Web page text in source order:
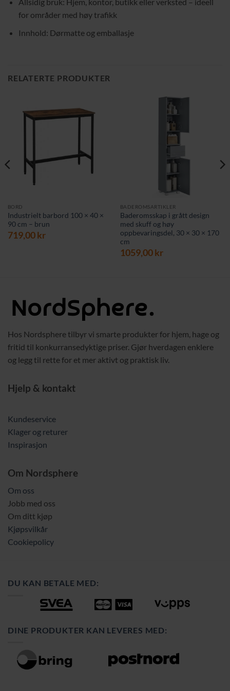
for områder med høy trafikk
Innhold: Dørmatte og emballasje
RELATERTE PRODUKTER
BORD
Industrielt barbord 100 × 40 ×
90 cm – brun
719,00kr
BADEROMSARTIKLER
Baderomsskap i grått design
med skuff og høy
oppbevaringsdel, 30 × 30 × 170
cm
1059,00kr
Hos Nordsphere tilbyr vi smarte produkter for hjem, hage og
fritid til konkurransedyktige priser. Gjør hverdagen enklere
og legg til rette for et mer aktivt og praktisk liv.
Hjelp & kontakt
Kundeservice
Klager og returer
Inspirasjon
Om Nordsphere
Om oss
Jobb med oss
Om ditt kjøp
Kjøpsvilkår
Cookiepolicy
DU KAN BETALE MED:
DINE PRODUKTER KAN LEVERES MED: